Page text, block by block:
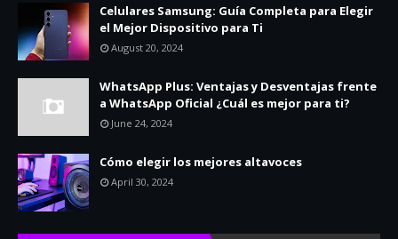
Celulares Samsung: Guía Completa para Elegir
el Mejor Dispositivo para Ti
August 20, 2024
WhatsApp Plus: Ventajas y Desventajas frente
a WhatsApp Oficial ¿Cuál es mejor para ti?
June 24, 2024
Cómo elegir los mejores altavoces
April 30, 2024